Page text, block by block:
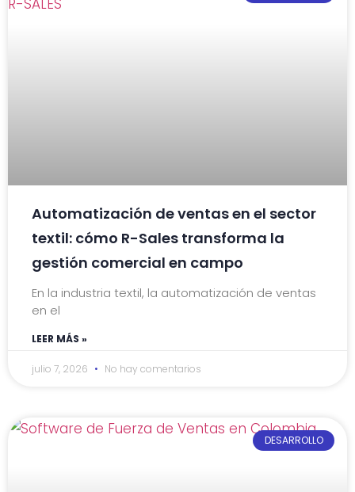
Automatización de ventas en el sector
textil: cómo R-Sales transforma la
gestión comercial en campo
En la industria textil, la automatización de ventas
en el
LEER MÁS »
julio 7, 2026 No hay comentarios
DESARROLLO